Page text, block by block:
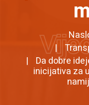
Da dobre
inicijativa za